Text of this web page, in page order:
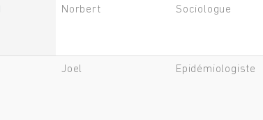
Norbert Sociologue
Joel Epidémiologiste